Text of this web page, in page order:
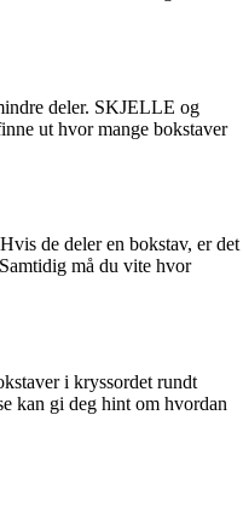
deler. SKJELLE og
ut hvor mange bokstaver
de deler en bokstav, er det
må du vite hvor
i kryssordet rundt
kan gi deg hint om hvordan